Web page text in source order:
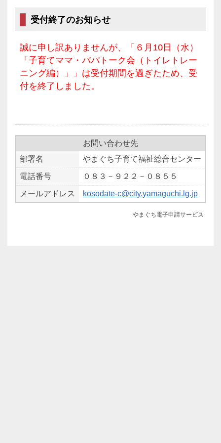
受付終了のお知らせ
誠に申し訳ありませんが、「６月10日（水）
「子育てママ・パパトーク会（トイレトレー
ニング編）」」は受付期間を過ぎたため、受
付を終了しました。
お問い合わせ先
部署名
やまぐち子育て福祉総合センター
電話番号 ０８３－９２２－０８５５
メールアドレス kosodate-c@city.yamaguchi.lg.jp
やまぐち電子申請サービス